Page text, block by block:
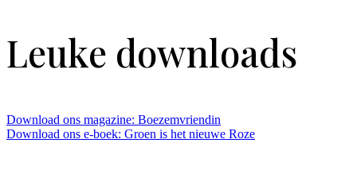
Leuke downloads
Download ons magazine: Boezemvriendin
Download ons e-boek: Groen is het nieuwe Roze